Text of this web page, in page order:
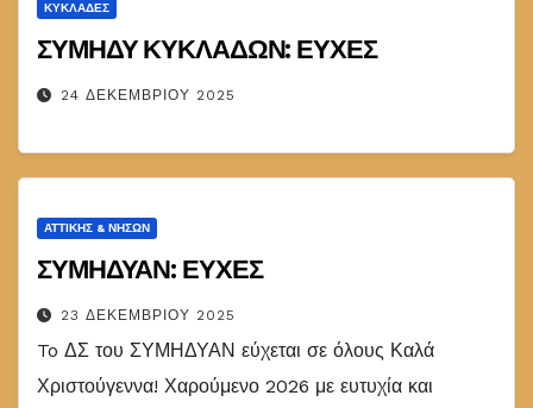
ΚΥΚΛΑΔΕΣ
ΣΥΜΗΔΥ ΚΥΚΛΑΔΩΝ: ΕΥΧΕΣ
24 ΔΕΚΕΜΒΡΊΟΥ 2025
ΑΤΤΙΚΉΣ & ΝΉΣΩΝ
ΣΥΜΗΔΥΑΝ: ΕΥΧΕΣ
23 ΔΕΚΕΜΒΡΊΟΥ 2025
To ΔΣ του ΣΥΜΗΔΥΑΝ εύχεται σε όλους Καλά
Χριστούγεννα! Χαρούμενο 2026 με ευτυχία και